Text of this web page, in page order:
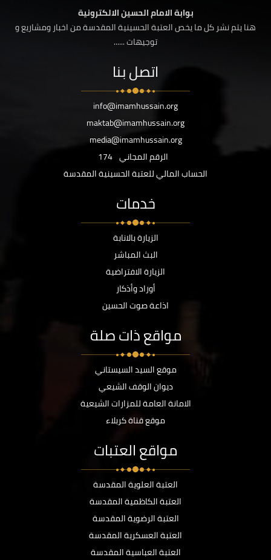
بوابة الامام الحسين الالكترونية
هنا يتم نشر كل ما يخص العتبة الحسينية المقدسة من اخبار ومشاريع و
توجيهات ......
اتصل بنا
info@imamhussain.org
maktab@imamhussain.org
media@imamhussain.org
الرقم المجاني 174
الحساب المالي للعتبة الحسينية المقدسة
خدمات
الزيارة بالانابة
البث المباشر
الزيارة الافتراضية
أوراد وأذكار
اذاعة صوت الحسين
مواقع ذات صلة
موقع السيد السيستاني
ديوان الوقف الشيعي
الامانة العامة للمزارات الشيعية
موقع قناة كربلاء
مواقع العتبات
العتبة العلوية المقدسة
العتبة الكاظمية المقدسة
العتبة الرضوية المقدسة
العتبة العسكرية المقدسة
العتبة العباسية المقدسة